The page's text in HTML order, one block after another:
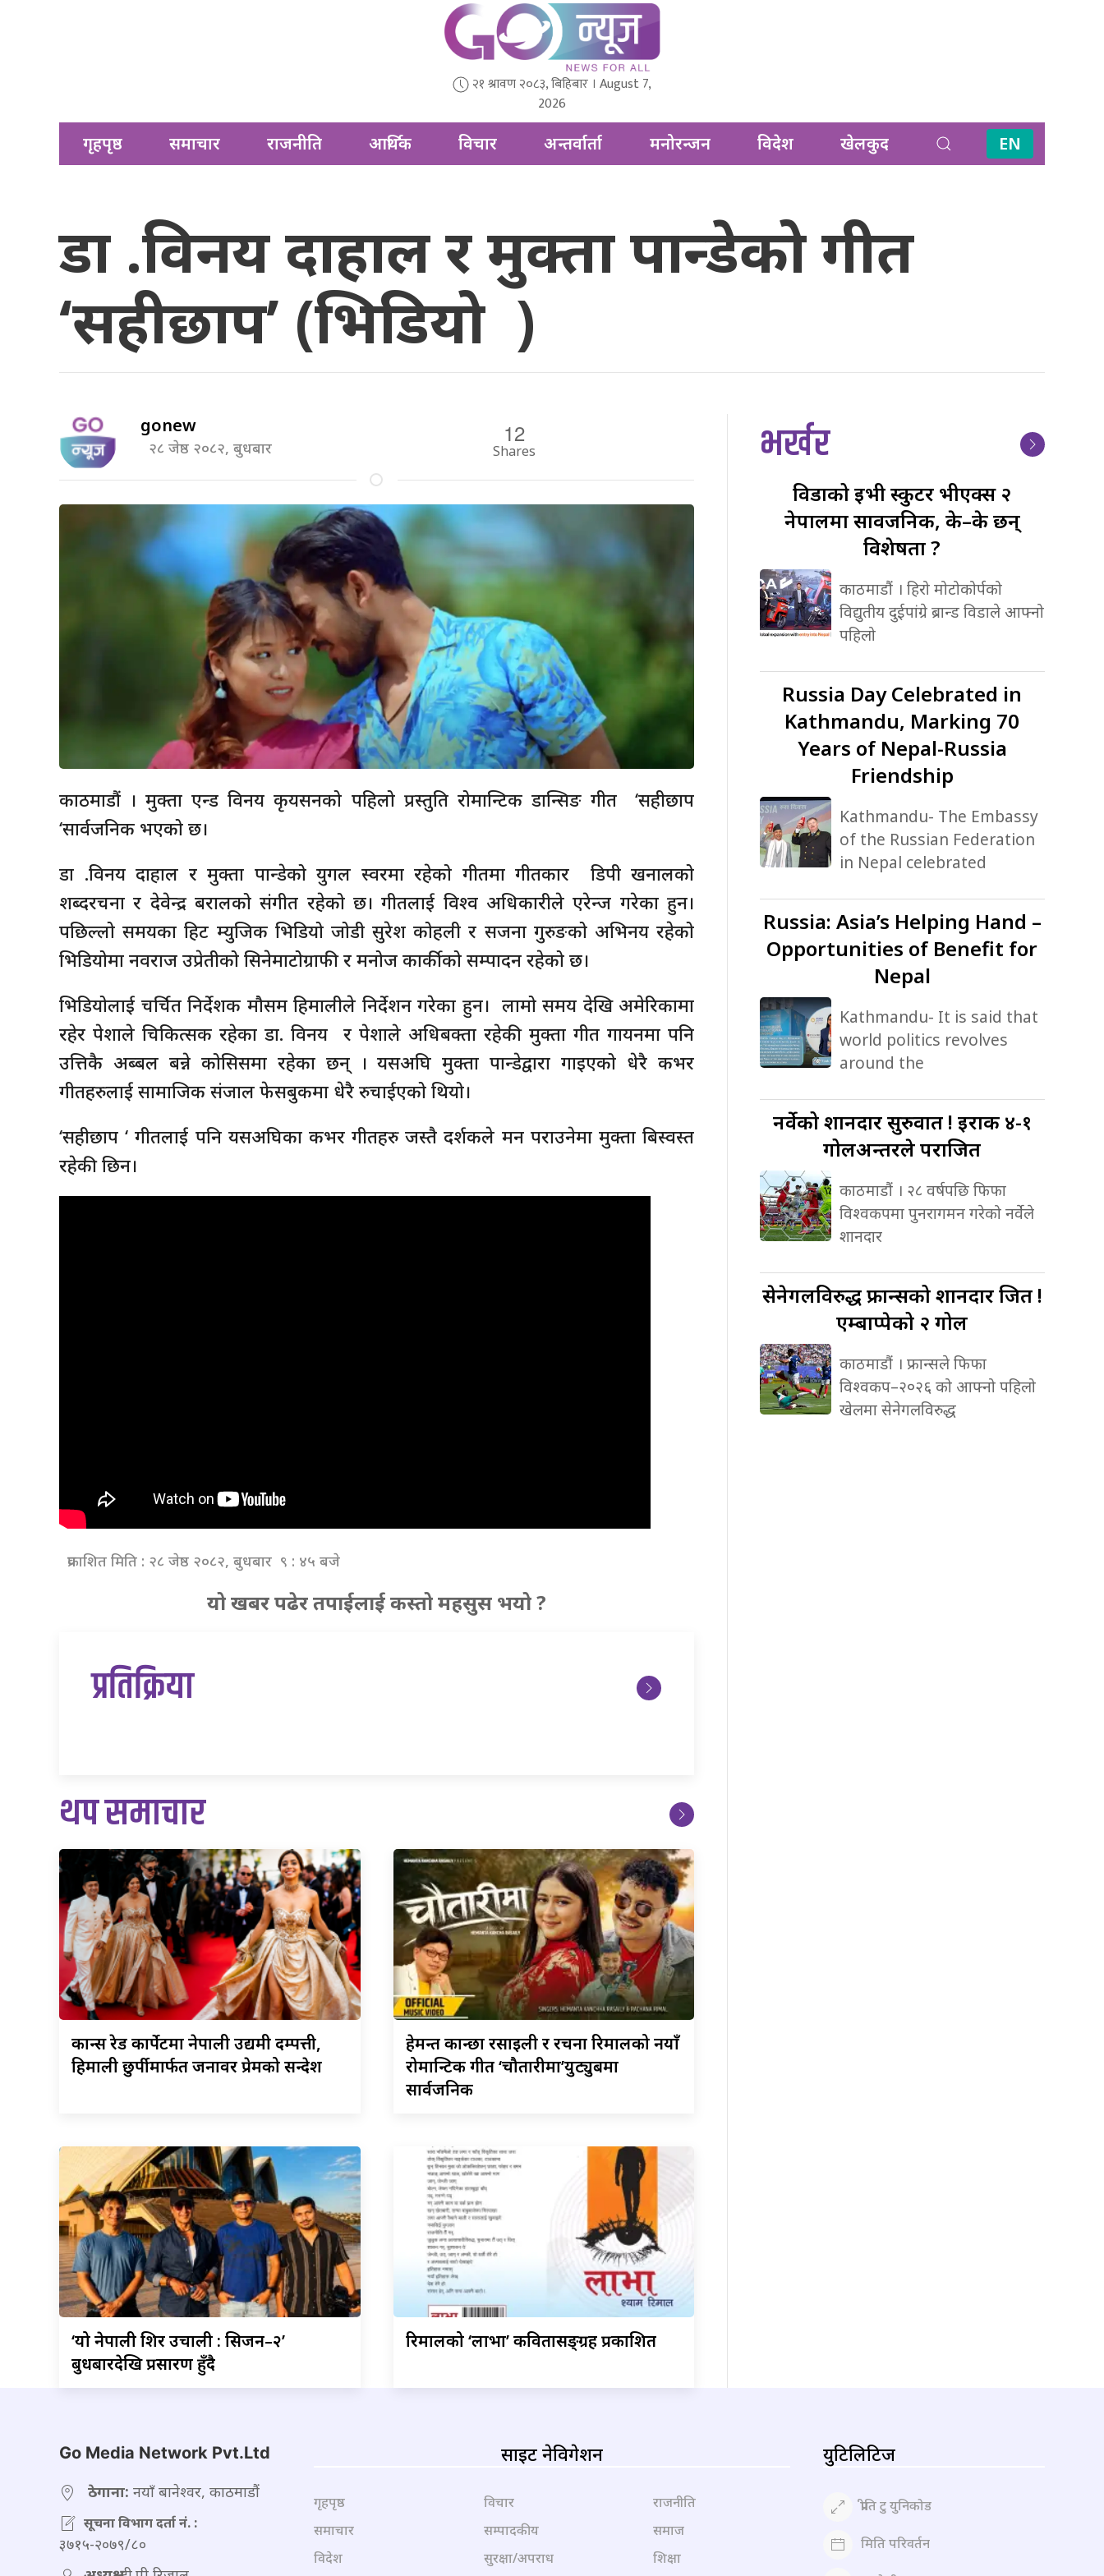
२१ श्रावण २०८३, बिहिबार । August 7,
2026
गृहपृष्ठ
समाचार राजनीति आर्थिक विचार अन्तर्वार्ता मनोरन्जन विदेश खेलकुद EN
डा .विनय दाहाल र मुक्ता पान्डेको गीत
‘सहीछाप’ (भिडियो )
gonew
२८ जेष्ठ २०८२, बुधबार
12
Shares
काठमाडौं । मुक्ता एन्ड विनय कृयसनको पहिलो प्रस्तुति रोमान्टिक डान्सिङ गीत ‘सहीछाप
‘सार्वजनिक भएको छ।
डा .विनय दाहाल र मुक्ता पान्डेको युगल स्वरमा रहेको गीतमा गीतकार डिपी खनालको
शब्दरचना र देवेन्द्र बरालको संगीत रहेको छ। गीतलाई विश्व अधिकारीले एरेन्ज गरेका हुन।
पछिल्लो समयका हिट म्युजिक भिडियो जोडी सुरेश कोहली र सजना गुरुङको अभिनय रहेको
भिडियोमा नवराज उप्रेतीको सिनेमाटोग्राफी र मनोज कार्कीको सम्पादन रहेको छ।
भिडियोलाई चर्चित निर्देशक मौसम हिमालीले निर्देशन गरेका हुन। लामो समय देखि अमेरिकामा
रहेर पेशाले चिकित्सक रहेका डा. विनय र पेशाले अधिबक्ता रहेकी मुक्ता गीत गायनमा पनि
उत्तिकै अब्बल बन्ने कोसिसमा रहेका छन् । यसअघि मुक्ता पान्डेद्वारा गाइएको धेरै कभर
गीतहरुलाई सामाजिक संजाल फेसबुकमा धेरै रुचाईएको थियो।
‘सहीछाप ‘ गीतलाई पनि यसअघिका कभर गीतहरु जस्तै दर्शकले मन पराउनेमा मुक्ता बिस्वस्त
रहेकी छिन।
प्रकाशित मिति : २८ जेष्ठ २०८२, बुधबार ९ : ४५ बजे
यो खबर पढेर तपाईलाई कस्तो महसुस भयो ?
प्रतिक्रिया
थप समाचार
कान्सरेड कार्पेटमा नेपाली उद्यमी दम्पत्ती,
हिमाली छुर्पीमार्फत जनावर प्रेमको सन्देश
हेमन्तकान्छा रसाइली र रचना रिमालको नयाँ
रोमान्टिक गीत ‘चौतारीमा’युट्युबमा
सार्वजनिक
‘योनेपाली शिर उचाली : सिजन–२’
बुधबारदेखि प्रसारण हुँदै
रिमालको‘लाभा’ कवितासङ्ग्रह प्रकाशित
भर्खर
विडाकोईभी स्कुटर भीएक्स २
नेपालमा सार्वजनिक, के–के छन्
विशेषता ?
काठमाडौं । हिरो मोटोकोर्पको
विद्युतीय दुईपांग्रे ब्रान्ड विडाले आफ्नो
पहिलो
Russia Day Celebrated in
Kathmandu, Marking 70
Years of Nepal-Russia
Friendship
Kathmandu- The Embassy
of the Russian Federation
in Nepal celebrated
Russia: Asia’s Helping Hand –
Opportunities of Benefit for
Nepal
Kathmandu- It is said that
world politics revolves
around the
नर्वेकोशानदार सुरुवात ! इराक ४-१
गोलअन्तरले पराजित
काठमाडौं । २८ वर्षपछि फिफा
विश्वकपमा पुनरागमन गरेको नर्वेले
शानदार
सेनेगलविरुद्धफ्रान्सको शानदार जित !
एम्बाप्पेको २ गोल
काठमाडौं । फ्रान्सले फिफा
विश्वकप–२०२६ को आफ्नो पहिलो
खेलमा सेनेगलविरुद्ध
Go Media Network Pvt.Ltd
ठेगाना: नयाँ बानेश्वर, काठमाडौं
सूचना विभाग दर्ता नं. :
३७१५-२०७९/८०
साइट नेविगेशन
गृहपृष्ठ
समाचार
विदेश
विचार
सम्पादकीय
सुरक्षा/अपराध
राजनीति
समाज
शिक्षा
युटिलिटिज
प्रीति टु युनिकोड
मिति परिवर्तन